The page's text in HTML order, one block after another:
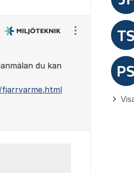
du kan
Visa/dölj